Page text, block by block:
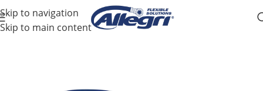
Skip to navigation
Skip to main content